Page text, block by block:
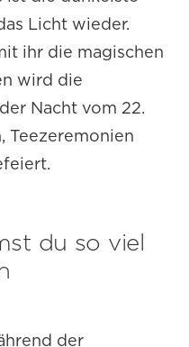
Licht wieder.
ihr die magischen
wird die
Nacht vom 22.
Teezeremonien
du so viel
der